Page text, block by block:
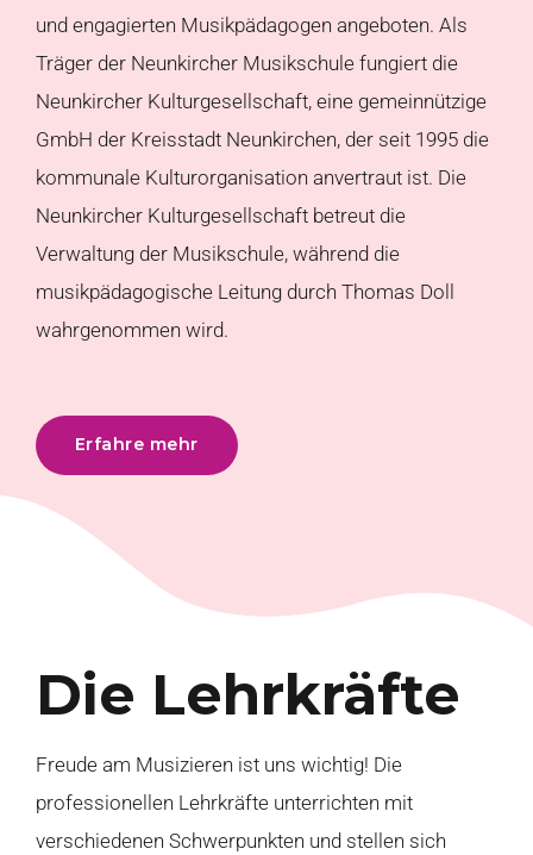
und engagierten Musikpädagogen angeboten. Als
Träger der Neunkircher Musikschule fungiert die
Neunkircher Kulturgesellschaft, eine gemeinnützige
GmbH der Kreisstadt Neunkirchen, der seit 1995 die
kommunale Kulturorganisation anvertraut ist. Die
Neunkircher Kulturgesellschaft betreut die
Verwaltung der Musikschule, während die
musikpädagogische Leitung durch Thomas Doll
wahrgenommen wird.
Erfahre mehr
Die Lehrkräfte
Freude am Musizieren ist uns wichtig! Die
professionellen Lehrkräfte unterrichten mit
verschiedenen Schwerpunkten und stellen sich